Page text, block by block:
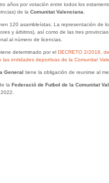
años por votación entre todos los
de la Comunitat Valenciana
120 asambleístas. La representación de
y árbitros), así como de las tres
al número de licencias.
determinado por el DECRETO 2/2018,
entidades deportivas de la Comunitat
General tiene la obligación de reunirse al
la Federació de Futbol de la Comunitat